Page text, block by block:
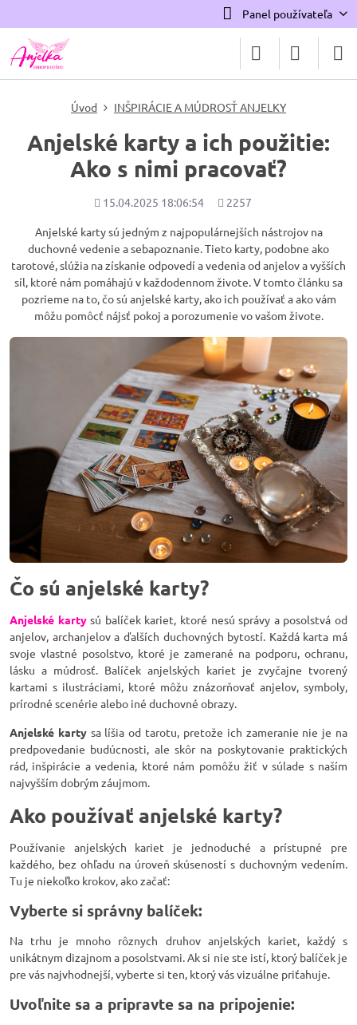
Panel používateľa
Úvod INŠPIRÁCIE A MÚDROSŤ ANJELKY
Anjelské karty a ich použitie:
Ako s nimi pracovať?
Pridané
15.04.2025 18:06:54
Počet
2257
Anjelské karty sú jedným z najpopulárnejších nástrojov na
duchovné vedenie a sebapoznanie. Tieto karty, podobne ako
tarotové, slúžia na získanie odpovedí a vedenia od anjelov a vyšších
síl, ktoré nám pomáhajú v každodennom živote. V tomto článku sa
pozrieme na to, čo sú anjelské karty, ako ich používať a ako vám
môžu pomôcť nájsť pokoj a porozumenie vo vašom živote.
Čo sú anjelské karty?
Anjelské kartysú balíček kariet, ktoré nesú správy a posolstvá od
anjelov, archanjelov a ďalších duchovných bytostí. Každá karta má
svoje vlastné posolstvo, ktoré je zamerané na podporu, ochranu,
lásku a múdrosť. Balíček anjelských kariet je zvyčajne tvorený
kartami s ilustráciami, ktoré môžu znázorňovať anjelov, symboly,
prírodné scenérie alebo iné duchovné obrazy.
Anjelské kartysa líšia od tarotu, pretože ich zameranie nie je na
predpovedanie budúcnosti, ale skôr na poskytovanie praktických
rád, inšpirácie a vedenia, ktoré nám pomôžu žiť v súlade s naším
najvyšším dobrým záujmom.
Ako používať anjelské karty?
Používanie anjelských kariet je jednoduché a prístupné pre
každého, bez ohľadu na úroveň skúseností s duchovným vedením.
Tu je niekoľko krokov, ako začať:
Vyberte si správny balíček:
Na trhu je mnoho rôznych druhov anjelských kariet, každý s
unikátnym dizajnom a posolstvami. Ak si nie ste istí, ktorý balíček je
pre vás najvhodnejší, vyberte si ten, ktorý vás vizuálne priťahuje.
Uvoľnite sa a pripravte sa na pripojenie: